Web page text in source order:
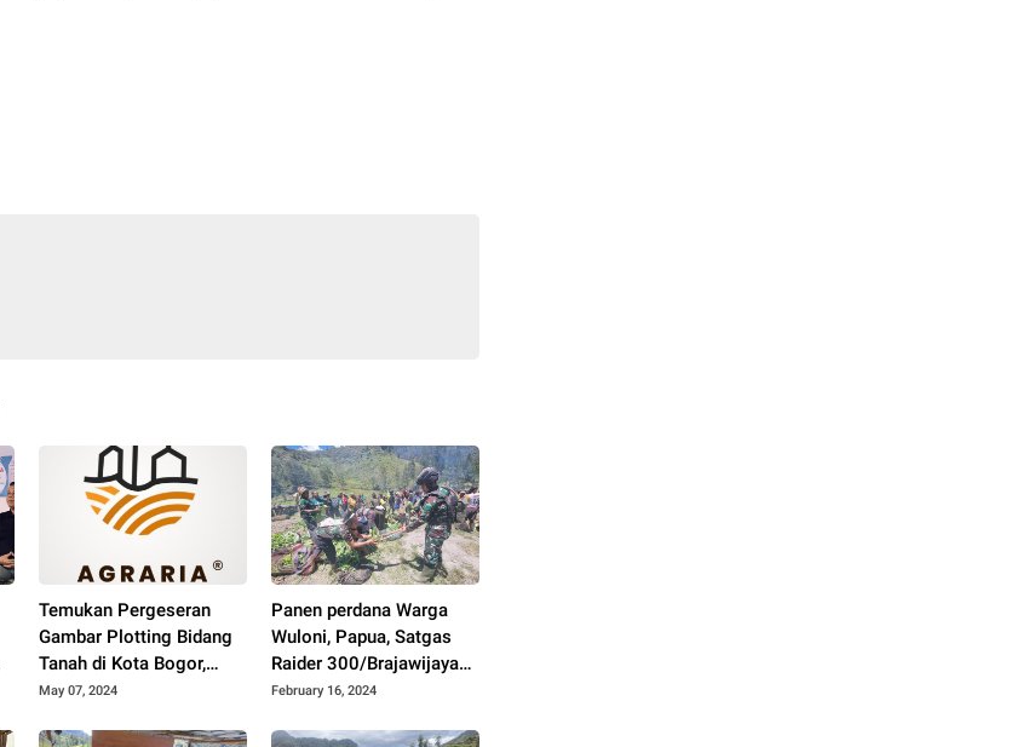
Temukan Pergeseran
Gambar Plotting Bidang
Tanah di Kota Bogor,
Laporkan temuan ke AHY
May 07, 2024
Panen perdana Warga
Wuloni, Papua, Satgas
Raider 300/Brajawijaya
bantu Selenggarakan
February 16, 2024